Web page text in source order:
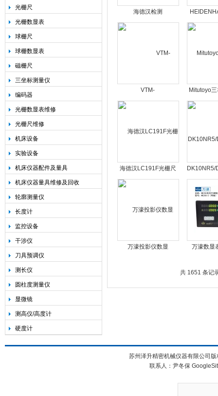
光栅尺
光栅数显表
球栅尺
球栅数显表
磁栅尺
三坐标测量仪
编码器
光栅数显表维修
光栅尺维修
机床设备
实验设备
机床仪器配件及量具
机床仪器量具维修及回收
轮廓测量仪
长度计
监控设备
干涉仪
刀具预调仪
测长仪
圆柱度测量仪
显微镜
测高仪/高度计
硬度计
海德汉检测
仪|PWM21/PWM9/PWT101/PWT17/18
光栅尺/AE
VTM-
1510/2010/2515/3020/4030GF
Mitutoyo
镜型号、
海德汉LC191F光栅尺
和AELC191F读数头维
DK10NR5/
索
万濠投影仪数显
万濠数显
3/
共 1651 条记
苏州泽升精密机械仪器有限公司
联系人：尹冬保